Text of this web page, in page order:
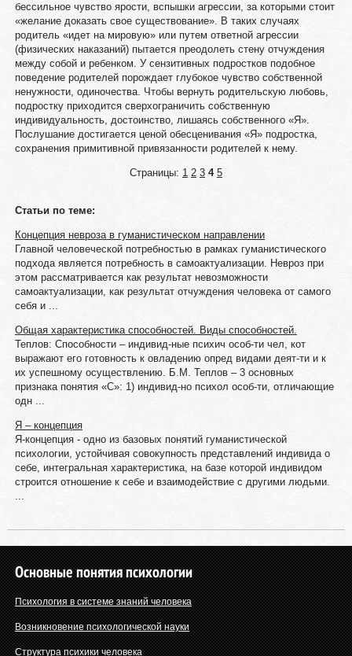
бессильное чувство ярости, вспышки агрессии, за которыми стоит
«желание доказать свое существование». В таких случаях
родитель «идет на мировую» или путем ответной агрессии
(физических наказаний) пытается преодолеть стену отчуждения
между собой и ребенком. У сензитивных подростков подобное
поведение родителей порождает глубокое чувство собственной
ненужности, одиночества. Чтобы вернуть родительскую любовь,
подростку приходится сверхограничить собственную
индивидуальность, достоинство, лишаясь собственного «Я».
Послушание достигается ценой обесценивания «Я» подростка,
сохранения примитивной привязанности родителей к нему.
Страницы: 1 2 3 4 5
Статьи по теме:
Концепция невроза в гуманистическом направлении
Главной человеческой потребностью в рамках гуманистического
подхода является потребность в самоактуализации. Невроз при
этом рассматривается как результат невозможности
самоактуализации, как результат отчуждения человека от самого
себя и ...
Общая характеристика способностей. Виды способностей.
Теплов: Способности – индивид-ные психич особ-ти чел, кот
выражают его готовность к овладению опред видами деят-ти и к
их успешному осуществлению. Б.М. Теплов – 3 основных
признака понятия «С»: 1) индивид-но психол особ-ти, отличающие
одн ...
Я – концепция
Я-концепция - одно из базовых понятий гуманистической
психологии, устойчивая совокупность представлений индивида о
себе, интегральная характеристика, на базе которой индивидом
строится отношение к себе и взаимодействие с другими людьми.
...
Основные понятия психологии
Психология в системе знаний человека
Возникновение психологической науки
Структура психики человека